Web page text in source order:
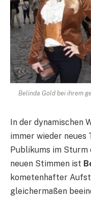
Belinda Gold bei ihrem
In der dynamischen
immer wieder neues
Publikums im
neuen Stimmen ist
kometenhafter
gleichermaßen